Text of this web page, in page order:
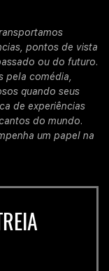
pontos de vista
ou do futuro.
pela comédia,
quando seus
de experiências
do mundo.
um papel na